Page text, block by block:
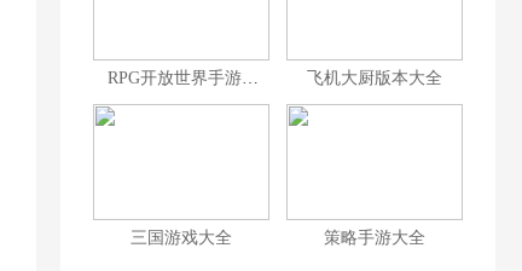
RPG开放世界手游排行榜前十名 飞机大厨版本大全
三国游戏大全 策略手游大全